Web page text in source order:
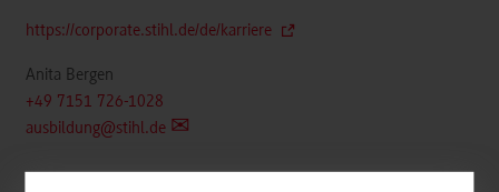
https://corporate.stihl.de/de/karriere
Anita Bergen
+49 7151 726-1028
ausbildung@stihl.de